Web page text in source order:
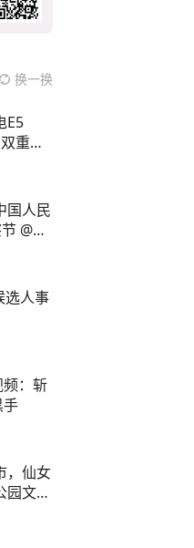
换一换
E5
重冰
人民
@抖
选人事
频：斩
手
，仙女
园文化